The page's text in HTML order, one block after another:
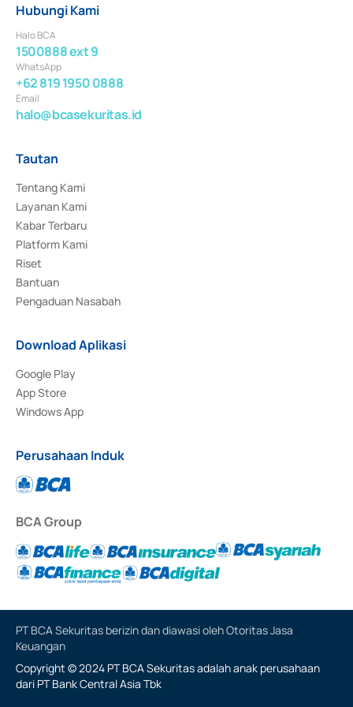
Hubungi Kami
Halo BCA
1500888 ext 9
WhatsApp
+62 819 1950 0888
Email
halo@bcasekuritas.id
Tautan
Tentang Kami
Layanan Kami
Kabar Terbaru
Platform Kami
Riset
Bantuan
Pengaduan Nasabah
Download Aplikasi
Google Play
App Store
Windows App
Perusahaan Induk
BCA Group
PT BCA Sekuritas berizin dan diawasi oleh Otoritas Jasa
Keuangan
Copyright © 2024 PT BCA Sekuritas adalah anak perusahaan
dari PT Bank Central Asia Tbk